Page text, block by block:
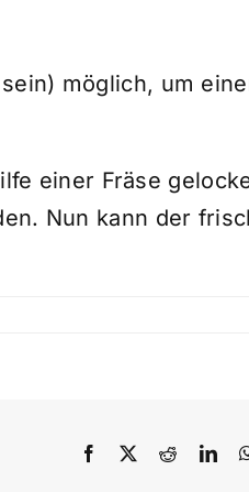
möglich, um
einer Fräse
Nun kann der
Facebook Reddit